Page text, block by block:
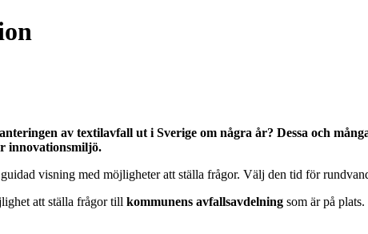
av textilavfall ut i Sverige om några år? Dessa och
innovationsmiljö.
visning med möjligheter att ställa frågor. Välj den tid för
att ställa frågor till kommunens avfallsavdelning som är på